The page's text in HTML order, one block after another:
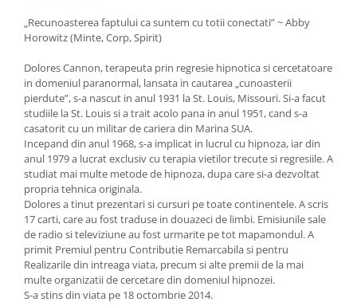
„Recunoasterea faptului ca suntem cu totii conectati” ~ Abby
Horowitz (Minte, Corp, Spirit)
Dolores Cannon, terapeuta prin regresie hipnotica si cercetatoare
in domeniul paranormal, lansata in cautarea „cunoasterii
pierdute”, s-a nascut in anul 1931 la St. Louis, Missouri. Si-a facut
studiile la St. Louis si a trait acolo pana in anul 1951, cand s-a
casatorit cu un militar de cariera din Marina SUA.
Incepand din anul 1968, s-a implicat in lucrul cu hipnoza, iar din
anul 1979 a lucrat exclusiv cu terapia vietilor trecute si regresiile. A
studiat mai multe metode de hipnoza, dupa care si-a dezvoltat
propria tehnica originala.
Dolores a tinut prezentari si cursuri pe toate continentele. A scris
17 carti, care au fost traduse in douazeci de limbi. Emisiunile sale
de radio si televiziune au fost urmarite pe tot mapamondul. A
primit Premiul pentru Contributie Remarcabila si pentru
Realizarile din intreaga viata, precum si alte premii de la mai
multe organizatii de cercetare din domeniul hipnozei.
S-a stins din viata pe 18 octombrie 2014.